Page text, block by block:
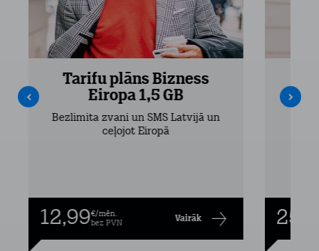
Tarifu plāns Bizness
Eiropa 1,5 GB
Bezlimita zvani un SMS Latvijā un
ceļojot Eiropā
12,99€/mēn.
bez PVN
Vairāk